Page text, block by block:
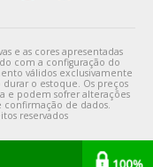
e as cores apresentadas
com a configuração do
válidos exclusivamente
o estoque. Os preços
e podem sofrer alterações
confirmação de dados.
reservados